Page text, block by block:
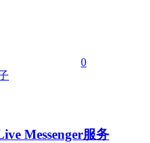
0
Messenger服务